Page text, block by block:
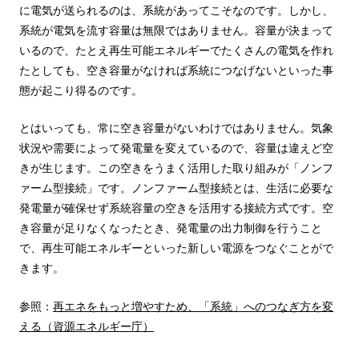
に電気が送られるのは、系統があってこそなのです。しかし、
系統が電気を流す容量は無限ではありません。容量が決まって
いるので、たとえ再生可能エネルギーでたくさんの電気を作れ
たとしても、空き容量がなければ系統につなげないといった事
態が起こり得るのです。
とはいっても、常に空き容量がないわけではありません。気象
状況や需要によって発電量を変えているので、容量は違えど空
きが生じます。この空きをうまく活用した取り組みが「ノンフ
ァーム型接続」です。ノンファーム型接続とは、生活に必要な
発電量が確保せず系統容量の空きを活用する接続方式です。空
き容量が足りなくなったとき、発電量の出力制御を行うこと
で、再生可能エネルギーといった新しい電源をつなぐことがで
きます。
参照： 再エネをもっと増やすため、「系統」へのつなぎ方を変
える（資源エネルギー庁）